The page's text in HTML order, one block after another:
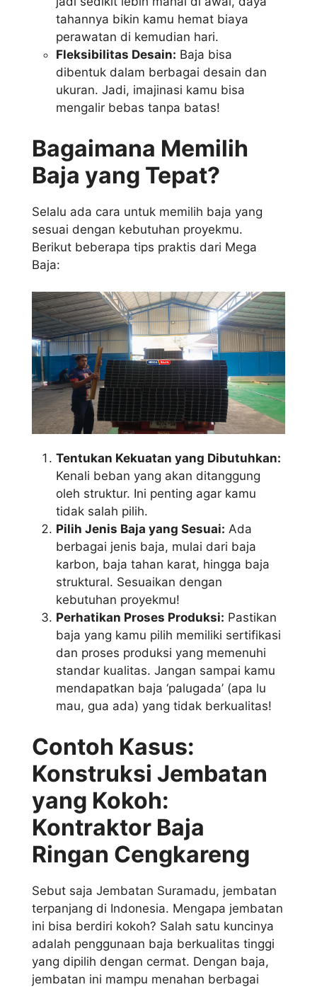
tahannya bikin kamu hemat biaya
perawatan di kemudian hari.
Fleksibilitas Desain: Baja bisa
dibentuk dalam berbagai desain dan
ukuran. Jadi, imajinasi kamu bisa
mengalir bebas tanpa batas!
Bagaimana Memilih
Baja yang Tepat?
Selalu ada cara untuk memilih baja yang
sesuai dengan kebutuhan proyekmu.
Berikut beberapa tips praktis dari Mega
Baja:
Tentukan Kekuatan yang Dibutuhkan:
Kenali beban yang akan ditanggung
oleh struktur. Ini penting agar kamu
tidak salah pilih.
Pilih Jenis Baja yang Sesuai: Ada
berbagai jenis baja, mulai dari baja
karbon, baja tahan karat, hingga baja
struktural. Sesuaikan dengan
kebutuhan proyekmu!
Perhatikan Proses Produksi: Pastikan
baja yang kamu pilih memiliki sertifikasi
dan proses produksi yang memenuhi
standar kualitas. Jangan sampai kamu
mendapatkan baja ‘palugada’ (apa lu
mau, gua ada) yang tidak berkualitas!
Contoh Kasus:
Konstruksi Jembatan
yang Kokoh:
Kontraktor Baja
Ringan Cengkareng
Sebut saja Jembatan Suramadu, jembatan
terpanjang di Indonesia. Mengapa jembatan
ini bisa berdiri kokoh? Salah satu kuncinya
adalah penggunaan baja berkualitas tinggi
yang dipilih dengan cermat. Dengan baja,
jembatan ini mampu menahan berbagai